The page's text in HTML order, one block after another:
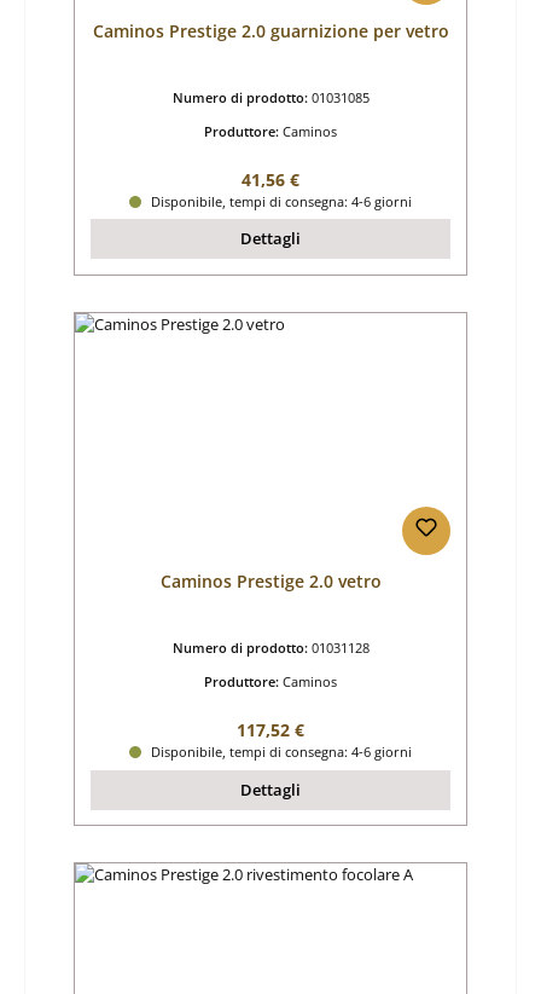
Caminos Prestige 2.0 guarnizione per vetro
Numero di prodotto: 01031085
Produttore: Caminos
Prezzo normale:
41,56 €
Disponibile, tempi di consegna: 4-6 giorni
Dettagli
Caminos Prestige 2.0 vetro
Numero di prodotto: 01031128
Produttore: Caminos
Prezzo normale:
117,52 €
Disponibile, tempi di consegna: 4-6 giorni
Dettagli